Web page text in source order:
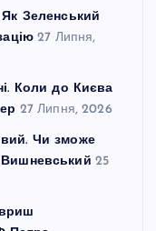
Зеленський
27 Липня,
Коли до Києва
27 Липня, 2026
Чи зможе
25